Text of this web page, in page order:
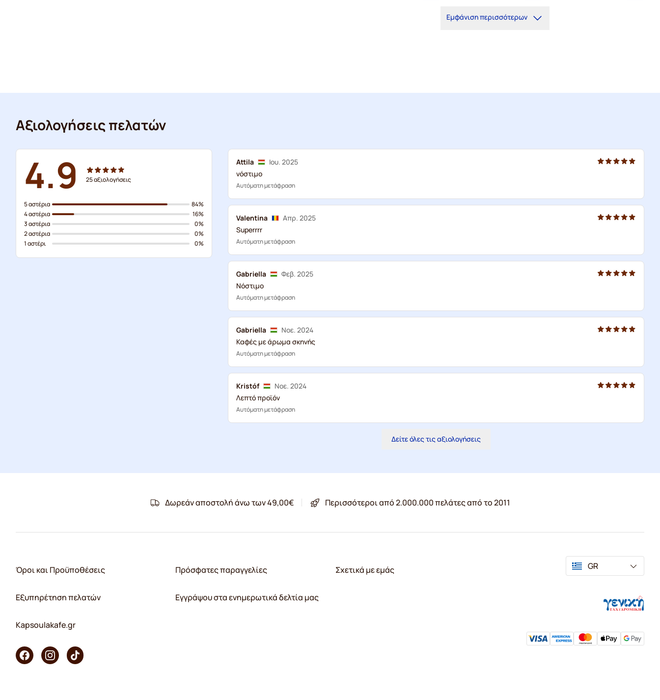
Εμφάνιση περισσότερων
Αξιολογήσεις πελατών
4.9 25αξιολογήσεις
5 αστέρια
4 αστέρια
3 αστέρια
2 αστέρια
1 αστέρι
84%
16%
0%
0%
0%
Attila
Ιου. 2025
νόστιμο
Αυτόματη μετάφραση
Valentina
Απρ. 2025
Superrrr
Αυτόματη μετάφραση
Gabriella
Φεβ. 2025
Νόστιμο
Αυτόματη μετάφραση
Gabriella
Νοε. 2024
Καφές με άρωμα σκηνής
Αυτόματη μετάφραση
Kristóf
Νοε. 2024
Λεπτό προϊόν
Αυτόματη μετάφραση
Δείτε όλες τις αξιολογήσεις
Δωρεάν αποστολή άνω των 49,00€ Περισσότεροι από 2.000.000 πελάτες από το 2011
Όροι και Προϋποθέσεις
Εξυπηρέτηση πελατών
Kapsoulakafe.gr
Πρόσφατες παραγγελίες
Εγγράψου στα ενημερωτικά δελτία μας
Σχετικά με εμάς GR